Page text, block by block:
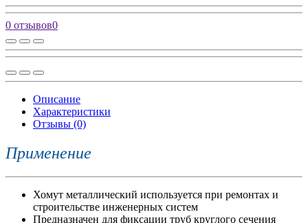
0 отзывов0
Описание
Характеристики
Отзывы (0)
Применение
Хомут металлический используется при ремонтах и
строительстве инженерных систем
Предназначен для фиксации труб круглого сечения